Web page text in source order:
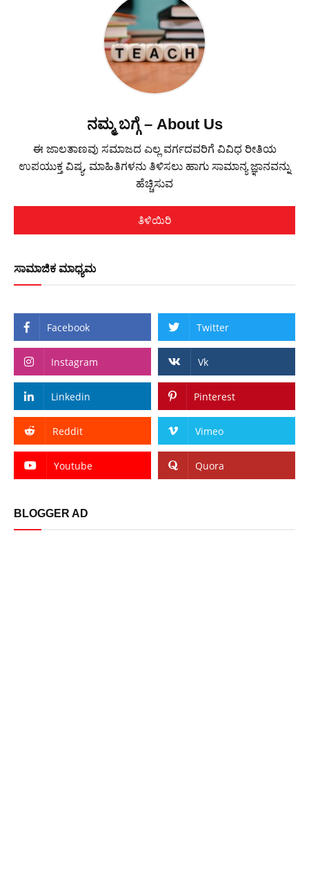
ನಮ್ಮ ಬಗ್ಗೆ – About Us
ಈ ಜಾಲತಾಣವು ಸಮಾಜದ ಎಲ್ಲ ವರ್ಗದವರಿಗೆ ವಿವಿಧ ರೀತಿಯ
ಉಪಯುಕ್ತ ವಿಷ್ಯ, ಮಾಹಿತಿಗಳನು ತಿಳಿಸಲು ಹಾಗು ಸಾಮಾನ್ಯ ಜ್ಞಾನವನ್ನು
ಹೆಚ್ಚಿಸುವ
ತಿಳಿಯಿರಿ
ಸಾಮಾಜಿಕ ಮಾಧ್ಯಮ
Facebook Twitter
Instagram Vk
Linkedin Pinterest
Reddit Vimeo
Youtube Quora
BLOGGER AD